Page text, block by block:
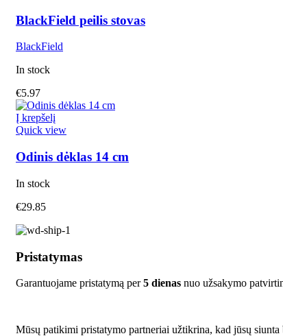
BlackField peilis stovas
BlackField
In stock
€5.97
Į krepšelį
Quick view
Odinis dėklas 14 cm
In stock
€29.85
Pristatymas
Garantuojame pristatymą per5 dienas nuo užsakymo
Mūsų patikimi pristatymo partneriai užtikrina, kad jūsų